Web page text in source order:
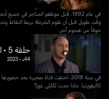
في عام 1992، قُتل موظفو المتاجر في
وقت طويل قبل أن تقوم الشرطة بربط النقاط
خوفاً من هجوم آخر.
حلقة 5 • الاختفاء الغامض لكارلي جوسي
44د •
2023
في سنة 2018، اختفت فتاة صغيرة بعد
كاليفورنيا. ماذا حدث لكارلي غوز؟